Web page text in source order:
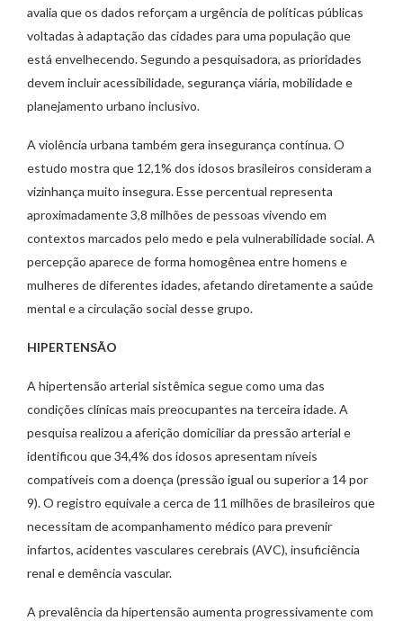
avalia que os dados reforçam a urgência de políticas públicas
voltadas à adaptação das cidades para uma população que
está envelhecendo. Segundo a pesquisadora, as prioridades
devem incluir acessibilidade, segurança viária, mobilidade e
planejamento urbano inclusivo.
A violência urbana também gera insegurança contínua. O
estudo mostra que 12,1% dos idosos brasileiros consideram a
vizinhança muito insegura. Esse percentual representa
aproximadamente 3,8 milhões de pessoas vivendo em
contextos marcados pelo medo e pela vulnerabilidade social. A
percepção aparece de forma homogênea entre homens e
mulheres de diferentes idades, afetando diretamente a saúde
mental e a circulação social desse grupo.
HIPERTENSÃO
A hipertensão arterial sistêmica segue como uma das
condições clínicas mais preocupantes na terceira idade. A
pesquisa realizou a aferição domiciliar da pressão arterial e
identificou que 34,4% dos idosos apresentam níveis
compatíveis com a doença (pressão igual ou superior a 14 por
9). O registro equivale a cerca de 11 milhões de brasileiros que
necessitam de acompanhamento médico para prevenir
infartos, acidentes vasculares cerebrais (AVC), insuficiência
renal e demência vascular.
A prevalência da hipertensão aumenta progressivamente com